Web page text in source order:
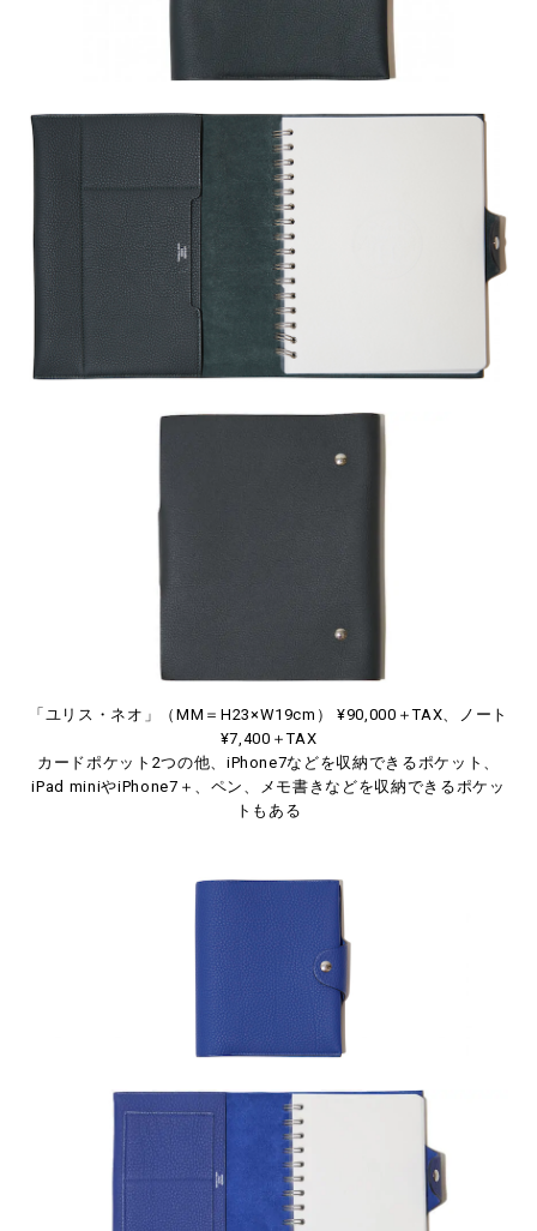
「ユリス・ネオ」（MM＝H23×W19cm） ¥90,000＋TAX、ノート
¥7,400＋TAX
カードポケット2つの他、iPhone7などを収納できるポケット、
iPad miniやiPhone7＋、ペン、メモ書きなどを収納できるポケッ
トもある